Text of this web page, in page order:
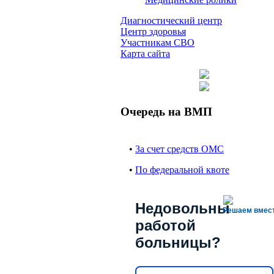
Диагностический центр
Центр здоровья
Участникам СВО
Карта сайта
Очередь на ВМП
• За счет средств ОМС
• По федеральной квоте
Решаем
Недовольны
работой
больницы?